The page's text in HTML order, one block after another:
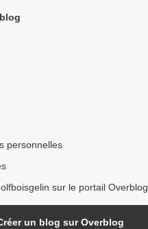
personnelles
sur le portail Overblog
un blog sur Overblog